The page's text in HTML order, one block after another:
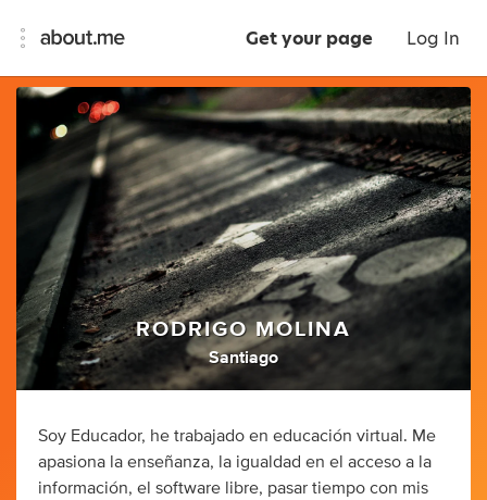
Get your page Log In
RODRIGO MOLINA
Santiago
Soy Educador, he trabajado en educación virtual. Me
apasiona la enseñanza, la igualdad en el acceso a la
información, el software libre, pasar tiempo con mis